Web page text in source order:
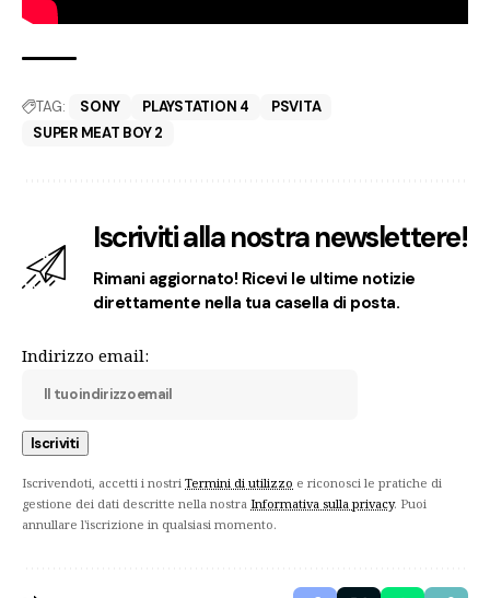
TAG: SONY PLAYSTATION 4
PSVITA
SUPER MEAT BOY 2
Iscriviti alla nostra newslettere!
Rimani aggiornato! Ricevi le ultime notizie
direttamente nella tua casella di posta.
Indirizzo email:
Iscrivendoti, accetti i nostri Termini di utilizzo e riconosci le pratiche di
gestione dei dati descritte nella nostra Informativa sulla privacy. Puoi
annullare l'iscrizione in qualsiasi momento.